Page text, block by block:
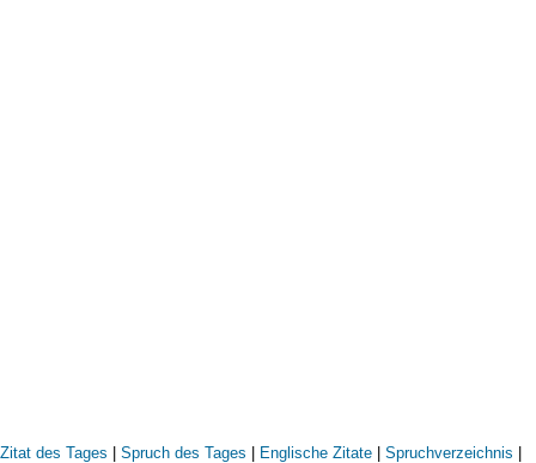
Zitat des Tages Spruch des Tages Englische Zitate Spruchverzeichnis